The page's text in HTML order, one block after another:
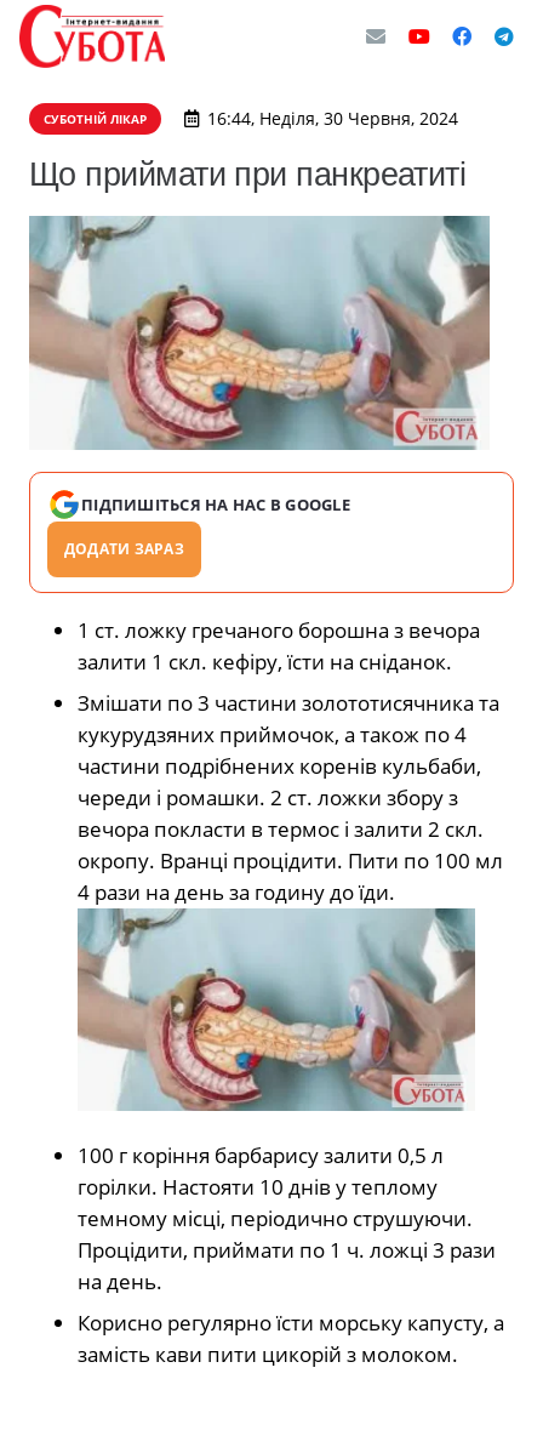
СУБОТНІЙ ЛІКАР 16:44, Неділя, 30 Червня, 2024
Що приймати при панкреатиті
ПІДПИШІТЬСЯ НА НАС В GOOGLE
ДОДАТИ ЗАРАЗ
1 ст. ложку гречаного борошна з вечора
залити 1 скл. кефіру, їсти на сніданок.
Змішати по 3 частини золототисячника та
кукурудзяних приймочок, а також по 4
частини подрібнених коренів кульбаби,
череди і ромашки. 2 ст. ложки збору з
вечора покласти в термос і залити 2 скл.
окропу. Вранці процідити. Пити по 100 мл
4 рази на день за годину до їди.
100 г коріння барбарису залити 0,5 л
горілки. Настояти 10 днів у теплому
темному місці, періодично струшуючи.
Процідити, приймати по 1 ч. ложці 3 рази
на день.
Корисно регулярно їсти морську капусту, а
замість кави пити цикорій з молоком.